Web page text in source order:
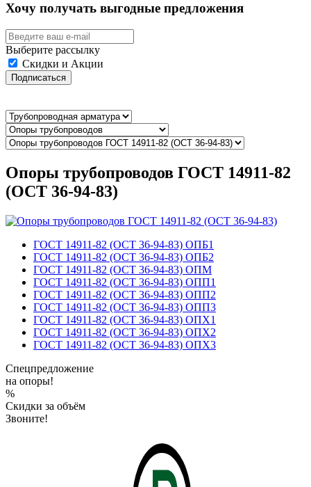
Хочу получать выгодные предложения
Выберите рассылку
Скидки и Акции
Подписаться
Опоры трубопроводов ГОСТ 14911-82
(ОСТ 36-94-83)
ГОСТ 14911-82 (ОСТ 36-94-83) ОПБ1
ГОСТ 14911-82 (ОСТ 36-94-83) ОПБ2
ГОСТ 14911-82 (ОСТ 36-94-83) ОПМ
ГОСТ 14911-82 (ОСТ 36-94-83) ОПП1
ГОСТ 14911-82 (ОСТ 36-94-83) ОПП2
ГОСТ 14911-82 (ОСТ 36-94-83) ОПП3
ГОСТ 14911-82 (ОСТ 36-94-83) ОПХ1
ГОСТ 14911-82 (ОСТ 36-94-83) ОПХ2
ГОСТ 14911-82 (ОСТ 36-94-83) ОПХ3
Спецпредложение
на опоры!
%
Скидки за объём
Звоните!